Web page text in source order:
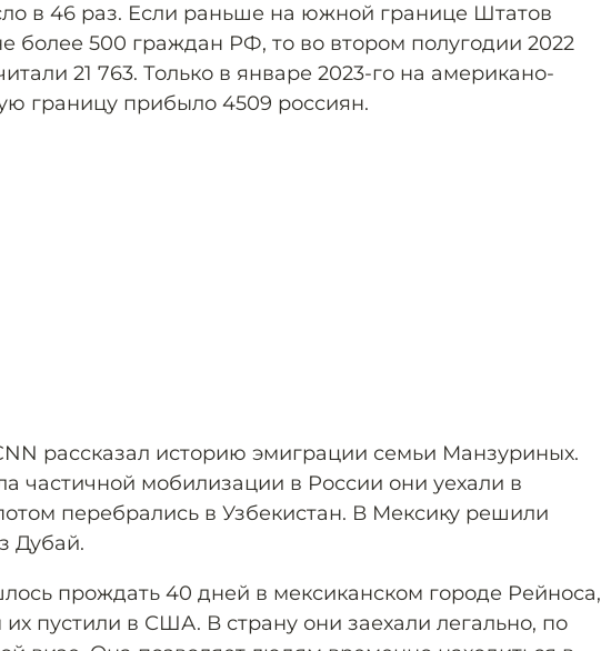
в 46 раз. Если раньше на южной границе Штатов
более 500 граждан РФ, то во втором полугодии 2022
21 763. Только в январе 2023-го на американо-
границу прибыло 4509 россиян.
рассказал историю эмиграции семьи Манзуриных.
частичной мобилизации в России они уехали в
перебрались в Узбекистан. В Мексику решили
Дубай.
прождать 40 дней в мексиканском городе Рейноса,
пустили в США. В страну они заехали легально, по